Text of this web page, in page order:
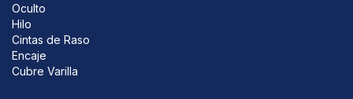
Oculto
Hilo
Cintas de Raso
Encaje
Cubre Varilla